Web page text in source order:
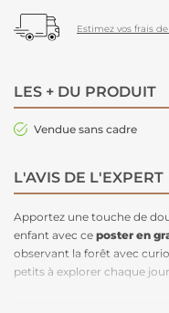
Estimez vos frais
LES + DU PRODUIT
Vendue sans cadre
L'AVIS DE L'EXPERT
Apportez une touche de
enfant avec ce poster en
observant la forêt avec
petits à explorer chaque
enchanté. Avec ses